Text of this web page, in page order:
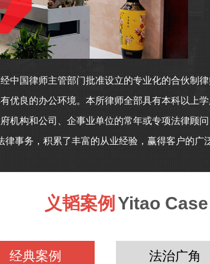
中国律师主管部门批准设立的专业化的合伙制
优良的办公环境。本所律师全部具有本科以上
机构和公司、企事业单位的常年或专项法律顾
律事务，积累了丰富的从业经验，赢得客户的广
义韬案例 Yitao Case
经典案例 法治广角